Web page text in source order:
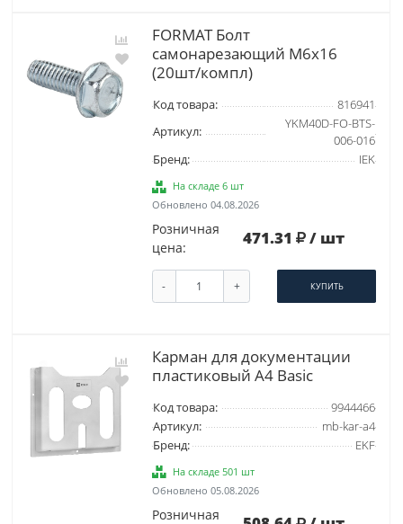
FORMAT Болт
самонарезающий М6х16
(20шт/компл)
Код товара:
816941
Артикул:
YKM40D-FO-BTS-
006-016
Бренд:
IEK
На складе 6 шт
Обновлено 04.08.2026
Розничная
цена:
471.31 / шт
- + КУПИТЬ
Карман для документации
пластиковый А4 Basic
Код товара:
9944466
Артикул:
mb-kar-a4
Бренд:
EKF
На складе 501 шт
Обновлено 05.08.2026
Розничная